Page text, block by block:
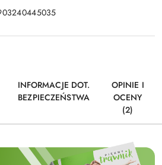
INFORMACJE DOT.
BEZPIECZEŃSTWA
OPINIE I
OCENY
(2)